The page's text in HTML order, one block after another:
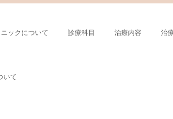
ックについて 診療科目 治療内容 治
いて